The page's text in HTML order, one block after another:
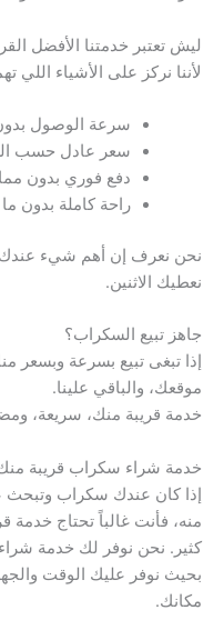
ليش تعتبر خدمتنا الأفضل
لأننا نركز على الأشياء اللي
سرعة الوصول
سعر عادل حسب
دفع فوري بدون
راحة كاملة بدون
نحن نعرف إن أهم شيء
نعطيك الاثنين.
جاهز تبيع السكراب؟
إذا تبغى تبيع بسرعة وبسعر
موقعك، والباقي علينا.
خدمة قريبة منك، سريعة،
خدمة شراء سكراب قريبة
إذا كان عندك سكراب
منه، فأنت غالباً تحتاج خدمة
كثير. نحن نوفر لك خدمة
بحيث نوفر عليك الوقت
مكانك.